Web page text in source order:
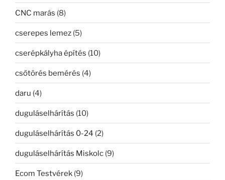
CNC marás (8)
cserepes lemez (5)
cserépkályha építés (10)
csőtörés bemérés (4)
daru (4)
duguláselhárítás (10)
duguláselhárítás 0-24 (2)
duguláselhárítás Miskolc (9)
Ecom Testvérek (9)